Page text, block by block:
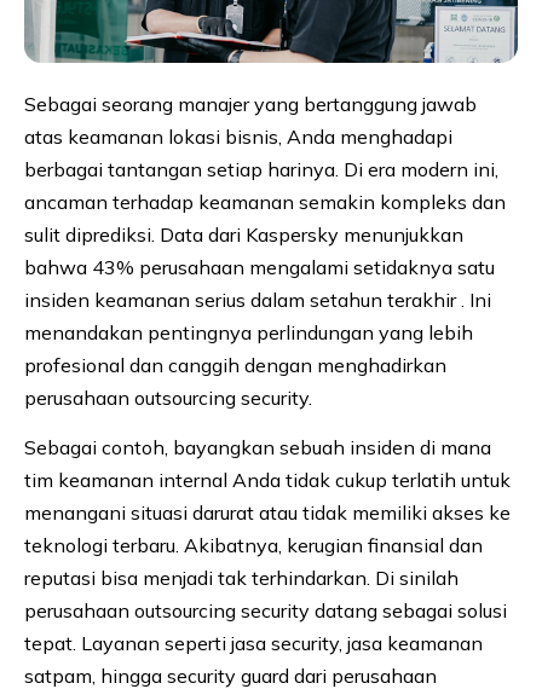
Sebagai seorang manajer yang bertanggung jawab
atas keamanan lokasi bisnis, Anda menghadapi
berbagai tantangan setiap harinya. Di era modern ini,
ancaman terhadap keamanan semakin kompleks dan
sulit diprediksi. Data dari Kaspersky menunjukkan
bahwa 43% perusahaan mengalami setidaknya satu
insiden keamanan serius dalam setahun terakhir . Ini
menandakan pentingnya perlindungan yang lebih
profesional dan canggih dengan menghadirkan
perusahaan outsourcing security.
Sebagai contoh, bayangkan sebuah insiden di mana
tim keamanan internal Anda tidak cukup terlatih untuk
menangani situasi darurat atau tidak memiliki akses ke
teknologi terbaru. Akibatnya, kerugian finansial dan
reputasi bisa menjadi tak terhindarkan. Di sinilah
perusahaan outsourcing security datang sebagai solusi
tepat. Layanan seperti jasa security, jasa keamanan
satpam, hingga security guard dari perusahaan